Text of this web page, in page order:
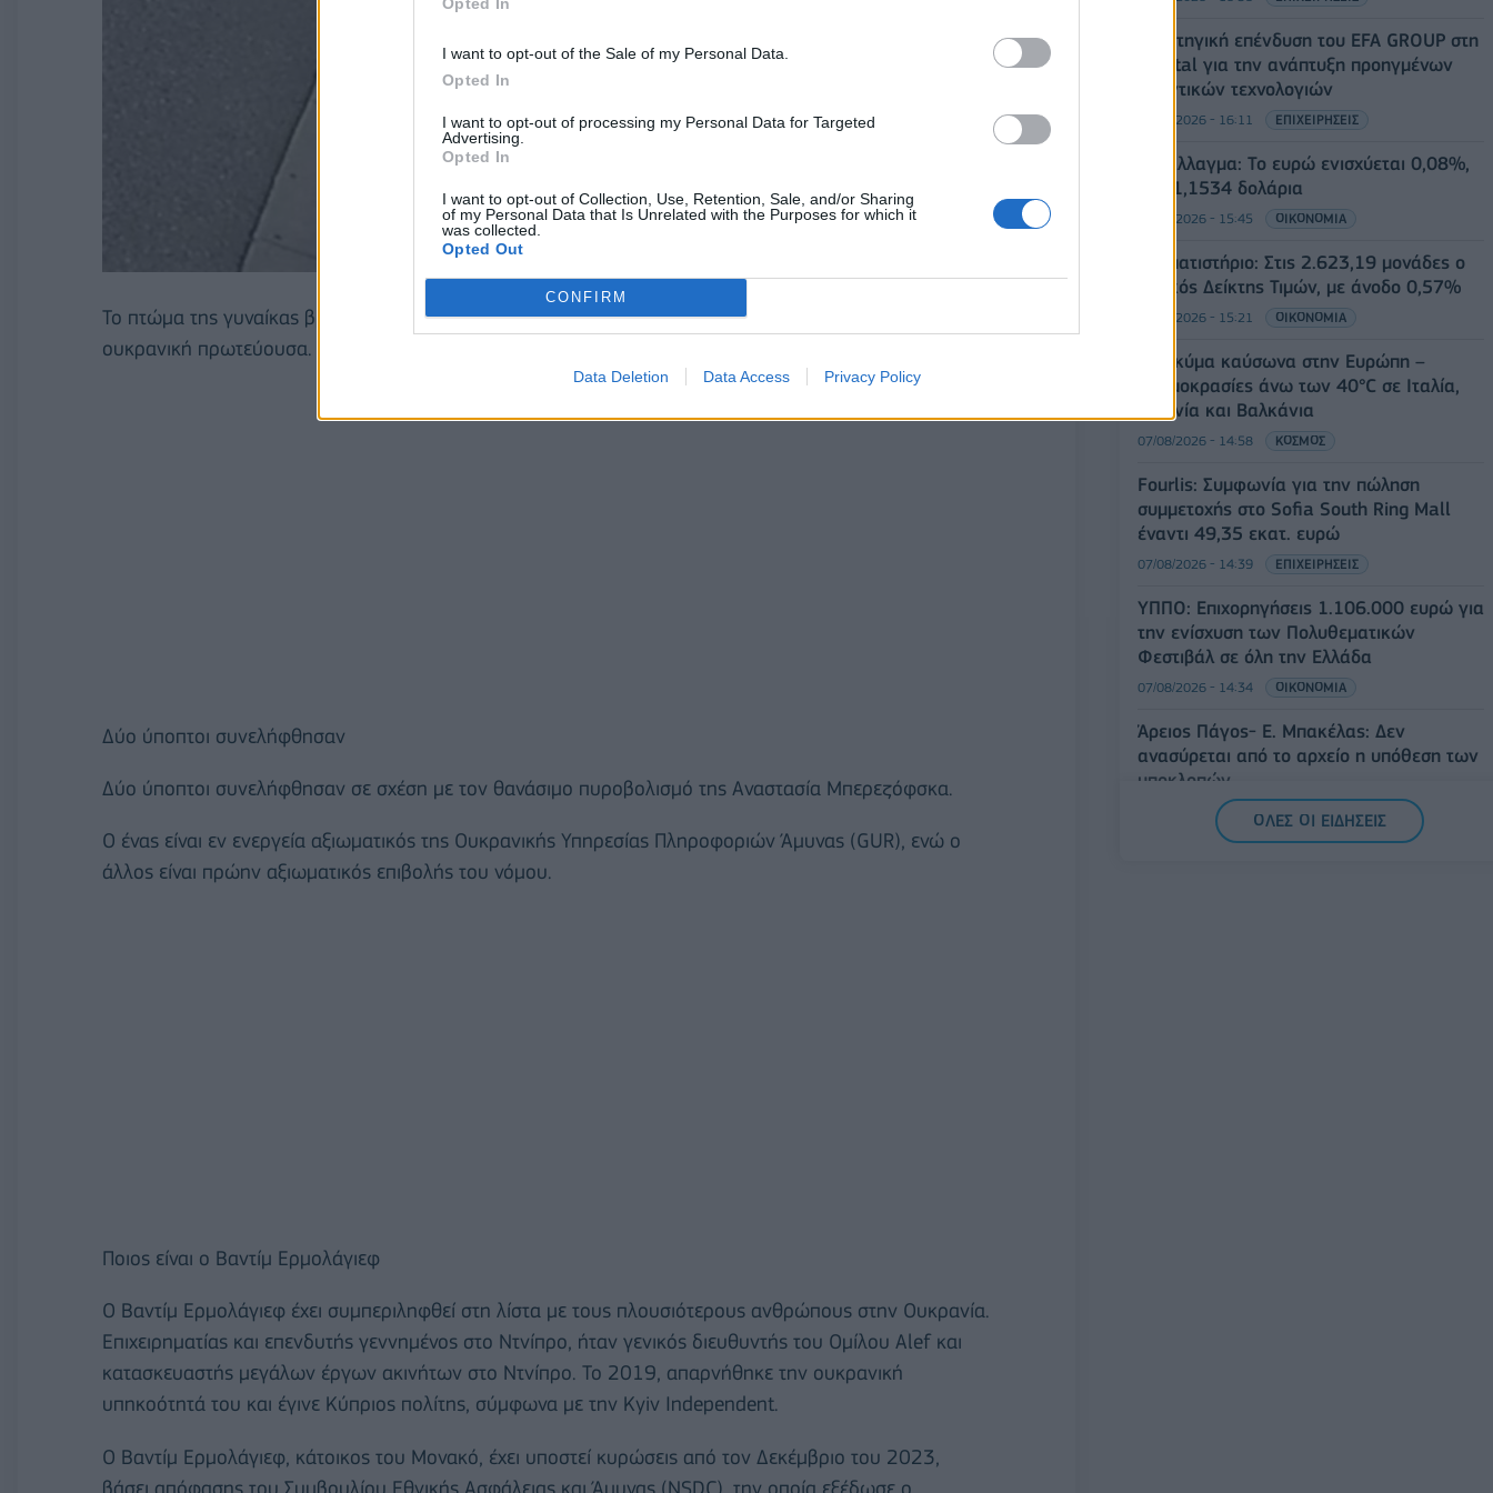
I want to opt-out of the Sale of my Personal Data.
Opted In
I want to opt-out of processing my Personal Data for Targeted
Advertising.
Opted In
I want to opt-out of Collection, Use, Retention, Sale, and/or Sharing
of my Personal Data that Is Unrelated with the Purposes for which it
was collected.
Opted Out
CONFIRM
Data Deletion Data Access Privacy Policy
Το πτώμα της γυναίκας βρέθηκε το βράδυ της 6ης Ιουλίου, περίπου στις 23:00, σε περιοχή κοντά στην
ουκρανική πρωτεύουσα. με τραύματα από πυροβολισμό στο κεφάλι.
Δύο ύποπτοι συνελήφθησαν
Δύο ύποπτοι συνελήφθησαν σε σχέση με τον θανάσιμο πυροβολισμό της Αναστασία Μπερεζόφσκα.
Ο ένας είναι εν ενεργεία αξιωματικός της Ουκρανικής Υπηρεσίας Πληροφοριών Άμυνας (GUR), ενώ ο
άλλος είναι πρώην αξιωματικός επιβολής του νόμου.
Ποιος είναι ο Βαντίμ Ερμολάγιεφ
Ο Βαντίμ Ερμολάγιεφ έχει συμπεριληφθεί στη λίστα με τους πλουσιότερους ανθρώπους στην Ουκρανία.
Επιχειρηματίας και επενδυτής γεννημένος στο Ντνίπρο, ήταν γενικός διευθυντής του Ομίλου Alef και
κατασκευαστής μεγάλων έργων ακινήτων στο Ντνίπρο. Το 2019, απαρνήθηκε την ουκρανική
υπηκοότητά του και έγινε Κύπριος πολίτης, σύμφωνα με την Kyiv Independent.
Ο Βαντίμ Ερμολάγιεφ, κάτοικος του Μονακό, έχει υποστεί κυρώσεις από τον Δεκέμβριο του 2023,
βάσει απόφασης του Συμβουλίου Εθνικής Ασφάλειας και Άμυνας (NSDC), την οποία εξέδωσε ο
Στρατηγική επένδυση του EFA GROUP στη
Fractal για την ανάπτυξη προηγμένων
αμυντικών τεχνολογιών
07/08/2026 - 16:11 ΕΠΙΧΕΙΡΗΣΕΙΣ
Συνάλλαγμα: Το ευρώ ενισχύεται 0,08%,
στα 1,1534 δολάρια
07/08/2026 - 15:45 ΟΙΚΟΝΟΜΙΑ
Χρηματιστήριο: Στις 2.623,19 μονάδες ο
Γενικός Δείκτης Τιμών, με άνοδο 0,57%
07/08/2026 - 15:21 ΟΙΚΟΝΟΜΙΑ
Νέο κύμα καύσωνα στην Ευρώπη –
Θερμοκρασίες άνω των 40°C σε Ιταλία,
Ισπανία και Βαλκάνια
07/08/2026 - 14:58 ΚΟΣΜΟΣ
Fourlis: Συμφωνία για την πώληση
συμμετοχής στο Sofia South Ring Mall
έναντι 49,35 εκατ. ευρώ
07/08/2026 - 14:39 ΕΠΙΧΕΙΡΗΣΕΙΣ
ΥΠΠΟ: Επιχορηγήσεις 1.106.000 ευρώ για
την ενίσχυση των Πολυθεματικών
Φεστιβάλ σε όλη την Ελλάδα
07/08/2026 - 14:34 ΟΙΚΟΝΟΜΙΑ
Άρειος Πάγος- Ε. Μπακέλας: Δεν
ανασύρεται από το αρχείο η υπόθεση των
υποκλοπών
07/08/2026 - 14:11
ΟΛΕΣ ΟΙ ΕΙΔΗΣΕΙΣ